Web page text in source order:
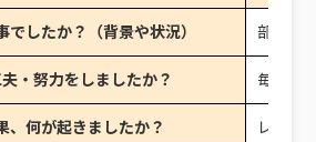
でしたか？（背景や状況） 部活で
・努力をしましたか？ 毎日個
、何が起きましたか？ レギュ